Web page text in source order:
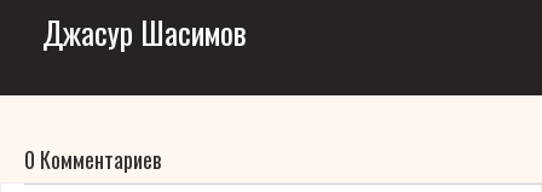
Джасур Шасимов
0 Комментариев